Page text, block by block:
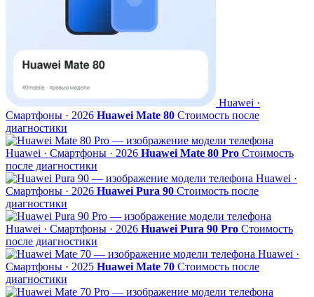
Huawei ·
Смартфоны · 2026 Huawei Mate 80 Стоимость после
диагностики
Huawei · Смартфоны · 2026 Huawei Mate 80 Pro Стоимость
после диагностики
Huawei ·
Смартфоны · 2026 Huawei Pura 90 Стоимость после
диагностики
Huawei · Смартфоны · 2026 Huawei Pura 90 Pro Стоимость
после диагностики
Huawei ·
Смартфоны · 2025 Huawei Mate 70 Стоимость после
диагностики